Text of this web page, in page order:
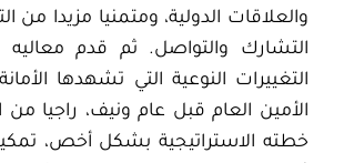
والعلاقات الدولية، ومتمنيا مزيدا من
التشارك والتواصل. ثم قدم
التغييرات النوعية التي تشهدها
الأمين العام قبل عام ونيف، راجيا
خطته الاستراتيجية بشكل أخص،